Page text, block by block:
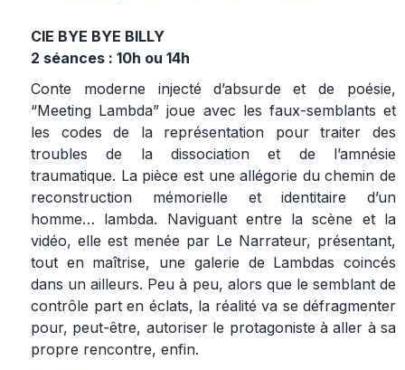
CIE BYE BYE BILLY
2 séances : 10h ou 14h
Conte moderne injecté d’absurde et de poésie,
“Meeting Lambda” joue avec les faux-semblants et
les codes de la représentation pour traiter des
troubles de la dissociation et de l’amnésie
traumatique. La pièce est une allégorie du chemin de
reconstruction mémorielle et identitaire d’un
homme… lambda. Naviguant entre la scène et la
vidéo, elle est menée par Le Narrateur, présentant,
tout en maîtrise, une galerie de Lambdas coincés
dans un ailleurs. Peu à peu, alors que le semblant de
contrôle part en éclats, la réalité va se défragmenter
pour, peut-être, autoriser le protagoniste à aller à sa
propre rencontre, enfin.